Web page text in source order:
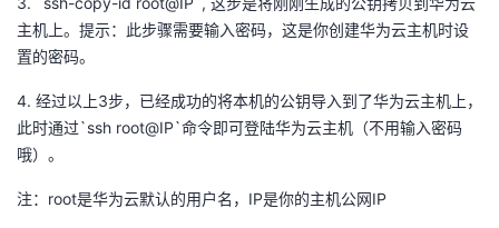
注
开
发
者
的
Programs
我
的
支
主机上。提示：此步骤需要输入密码，这是你创建华为云主机时设
置的密码。
4. 经过以上3步，已经成功的将本机的公钥导入到了华为云主机上，
此时通过`ssh root@IP`命令即可登陆华为云主机（不用输入密码
哦）。
注：root是华为云默认的用户名，IP是你的主机公网IP